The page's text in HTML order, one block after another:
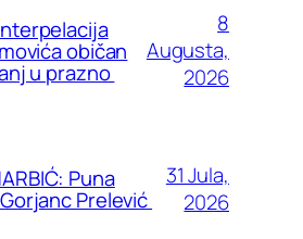
običan
u prazno
8
Augusta,
2026
Puna
Prelević
31 Jula,
2026